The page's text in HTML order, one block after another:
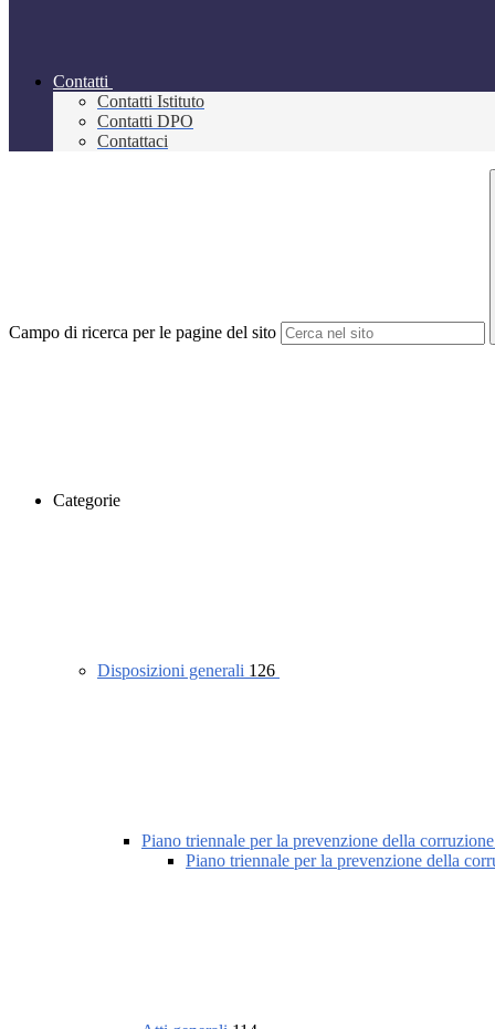
Contatti
Contatti Istituto
Contatti DPO
Contattaci
Campo di ricerca per le pagine del sito
Categorie
Disposizioni generali 126
Piano triennale per la prevenzione della
Piano triennale per la prevenzione della